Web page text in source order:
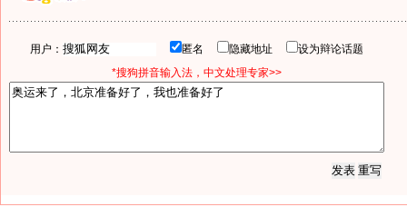
用户： 匿名 隐藏地址
设为辩论话题
*搜狗拼音输入法，中文处理专家>>